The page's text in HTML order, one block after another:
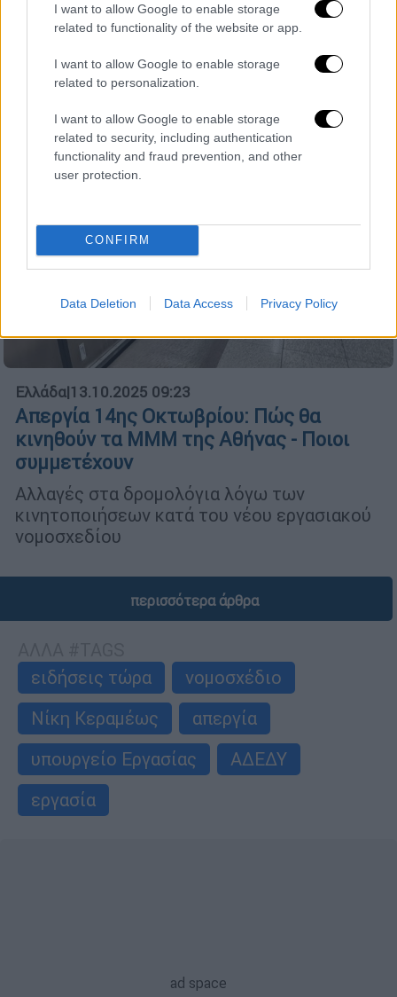
I want to allow Google to enable storage
related to functionality of the website or app.
I want to allow Google to enable storage
related to personalization.
I want to allow Google to enable storage
related to security, including authentication
functionality and fraud prevention, and other
user protection.
CONFIRM
Data Deletion Data Access Privacy Policy
Δεύτερη μεγάλη κινητοποίηση σε διάστημα
της 13ωρης εργασίας
Ελλάδα|13.10.2025 09:23
Απεργία 14ης Οκτωβρίου: Πώς θα
κινηθούν τα ΜΜΜ της Αθήνας - Ποιοι
συμμετέχουν
Αλλαγές στα δρομολόγια λόγω των
κινητοποιήσεων κατά του νέου εργασιακού
νομοσχεδίου
περισσότερα άρθρα
ειδήσεις τώρα
νομοσχέδιο
Νίκη Κεραμέως
απεργία
υπουργείο Εργασίας
ΑΔΕΔΥ
εργασία